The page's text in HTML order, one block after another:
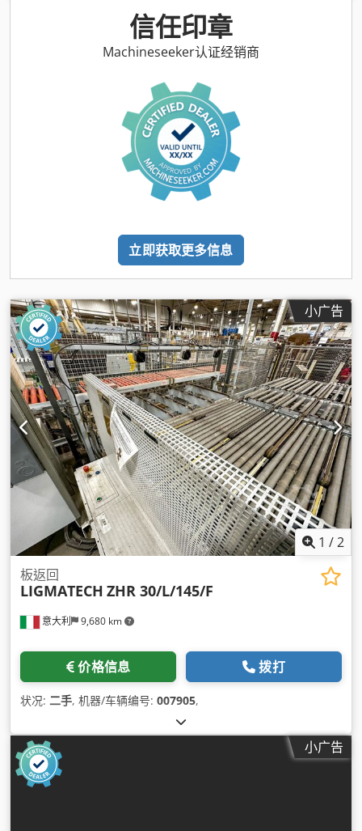
信任印章
Machineseeker认证经销商
立即获取更多信息
小广告
1 /2
意大利 9,680 km
板返回
LIGMATECH ZHR 30/L/145/F
价格信息 拨打
状况: 二手, 机器/车辆编号: 007905,
小广告